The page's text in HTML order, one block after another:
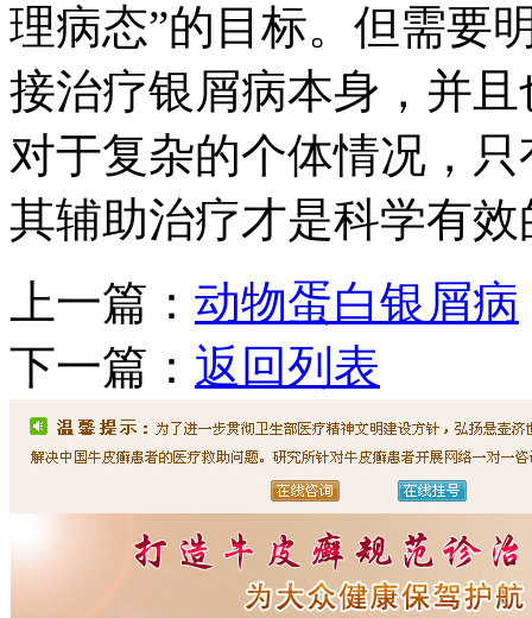
理病态”的目标。但需要
接治疗银屑病本身，并
对于复杂的个体情况，
其辅助治疗才是科学有
上一篇： 动物蛋白银屑病
下一篇： 返回列表